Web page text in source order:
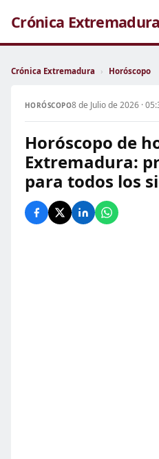
Crónica Extremadura
Crónica Extremadura › Horóscopo
HORÓSCOPO8 de Julio de 2026 ·
Horóscopo de
Extremadura:
para todos los